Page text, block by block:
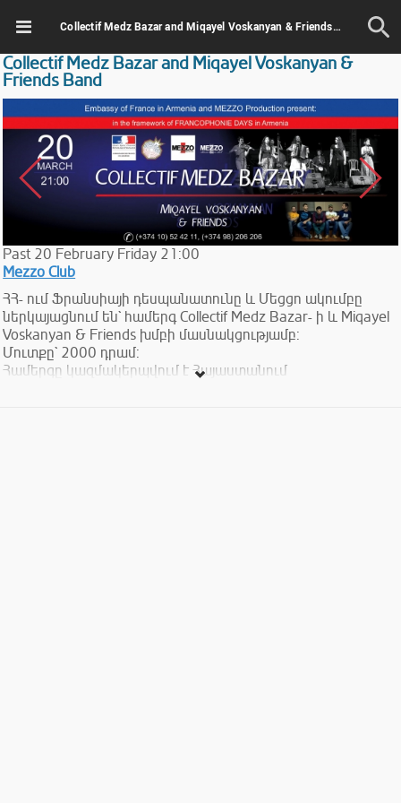
Collectif Medz Bazar and Miqayel Voskanyan & Friends Band
Collectif Medz Bazar and Miqayel Voskanyan &
Friends Band
Past 20 February Friday 21:00
Mezzo Club
ՀՀ- ում Ֆրանսիայի դեսպանատունը և Մեցցո ակումբը
ներկայացնում են` համերգ Collectif Medz Bazar- ի և Miqayel
Voskanyan & Friends խմբի մասնակցությամբ:
Մուտքը` 2000 դրամ:
Համերգը կազմակերպվում է Հայաստանում